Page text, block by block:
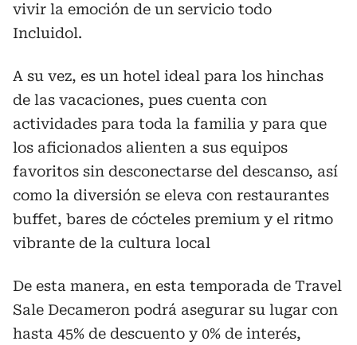
vivir la emoción de un servicio todo
Incluidol.
A su vez, es un hotel ideal para los hinchas
de las vacaciones, pues cuenta con
actividades para toda la familia y para que
los aficionados alienten a sus equipos
favoritos sin desconectarse del descanso, así
como la diversión se eleva con restaurantes
buffet, bares de cócteles premium y el ritmo
vibrante de la cultura local
De esta manera, en esta temporada de Travel
Sale Decameron podrá asegurar su lugar con
hasta 45% de descuento y 0% de interés,